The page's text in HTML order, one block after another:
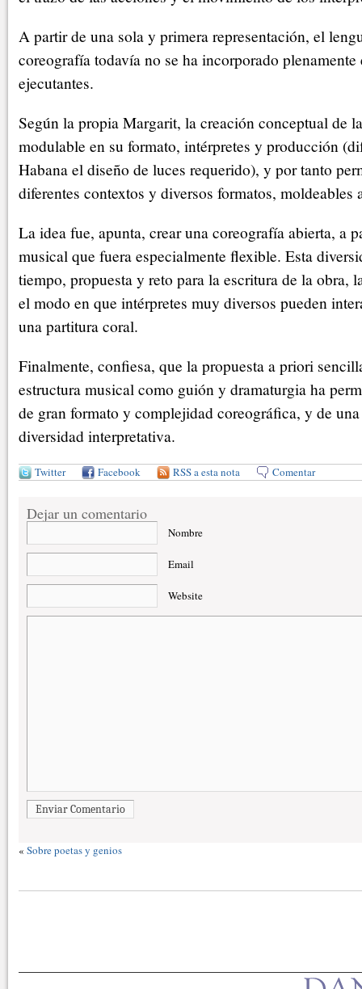
A partir de una sola y primera representación, el
coreografía todavía no se ha incorporado plenamente
ejecutantes.
Según la propia Margarit, la creación conceptual de
modulable en su formato, intérpretes y producción
Habana el diseño de luces requerido), y por tanto
diferentes contextos y diversos formatos, moldeables
La idea fue, apunta, crear una coreografía abierta, a
musical que fuera especialmente flexible. Esta
tiempo, propuesta y reto para la escritura de la obra,
el modo en que intérpretes muy diversos pueden
una partitura coral.
Finalmente, confiesa, que la propuesta a priori
estructura musical como guión y dramaturgia ha
de gran formato y complejidad coreográfica, y de
diversidad interpretativa.
Twitter Facebook RSS a esta nota Comentar
Dejar un comentario
Nombre
Email
Website
Enviar Comentario
« Sobre poetas y genios